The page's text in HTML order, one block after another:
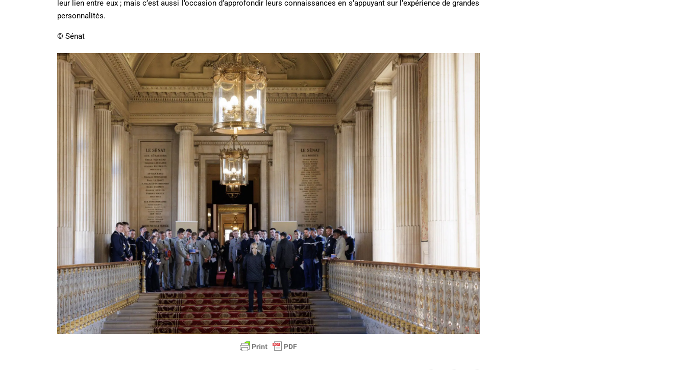
leur lien entre eux ; mais c’est aussi l’occasion d’approfondir leurs connaissances en s’appuyant sur l’expérience de grandes
personnalités.
© Sénat